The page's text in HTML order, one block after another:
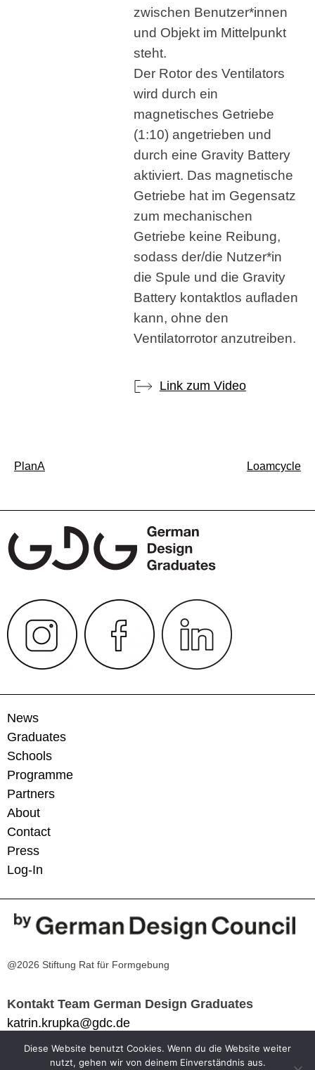
zwischen Benutzer*innen
und Objekt im Mittelpunkt
steht.
Der Rotor des Ventilators
wird durch ein
magnetisches Getriebe
(1:10) angetrieben und
durch eine Gravity Battery
aktiviert. Das magnetische
Getriebe hat im Gegensatz
zum mechanischen
Getriebe keine Reibung,
sodass der/die Nutzer*in
die Spule und die Gravity
Battery kontaktlos aufladen
kann, ohne den
Ventilatorrotor anzutreiben.
Link zum Video
Beitragsnavigation
PlanA Loamcycle
News
Graduates
Schools
Programme
Partners
About
Contact
Press
Log-In
@2026 Stiftung Rat für Formgebung
Kontakt Team German Design Graduates
katrin.krupka@gdc.de
Impressum
Diese Website benutzt Cookies. Wenn du die Website weiter
nutzt, gehen wir von deinem Einverständnis aus.